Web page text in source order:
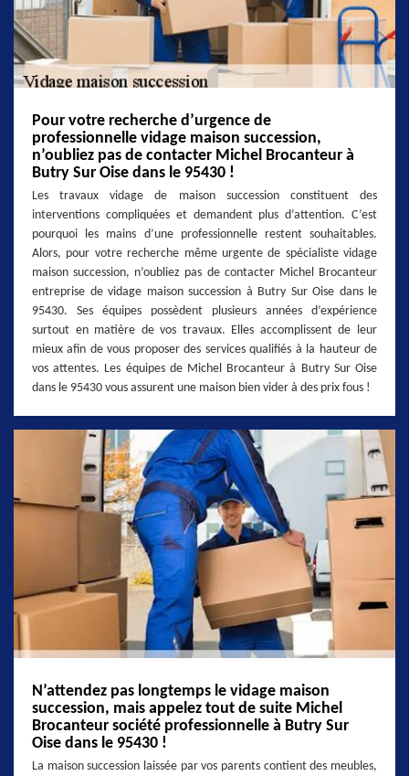
Pour votre recherche d’urgence de
professionnelle vidage maison succession,
n’oubliez pas de contacter Michel Brocanteur à
Butry Sur Oise dans le 95430 !
Les travaux vidage de maison succession constituent des
interventions compliquées et demandent plus d’attention. C’est
pourquoi les mains d’une professionnelle restent souhaitables.
Alors, pour votre recherche même urgente de spécialiste vidage
maison succession, n’oubliez pas de contacter Michel Brocanteur
entreprise de vidage maison succession à Butry Sur Oise dans le
95430. Ses équipes possèdent plusieurs années d’expérience
surtout en matière de vos travaux. Elles accomplissent de leur
mieux afin de vous proposer des services qualifiés à la hauteur de
vos attentes. Les équipes de Michel Brocanteur à Butry Sur Oise
dans le 95430 vous assurent une maison bien vider à des prix fous !
N’attendez pas longtemps le vidage maison
succession, mais appelez tout de suite Michel
Brocanteur société professionnelle à Butry Sur
Oise dans le 95430 !
La maison succession laissée par vos parents contient des meubles,